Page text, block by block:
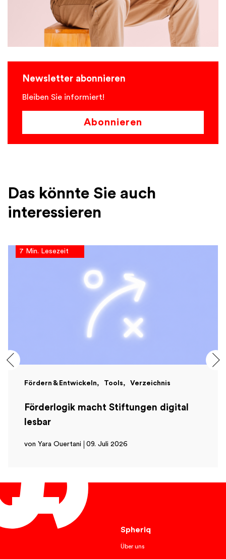
Newsletter abonnieren
Bleiben Sie informiert!
Abonnieren
Das könnte Sie auch
interessieren
7 Min. Lesezeit
Fördern & Entwickeln Tools Verzeichnis
Förderlogik macht Stiftungen digital
lesbar
von Yara Ouertani 09. Juli 2026
Spheriq
Über uns